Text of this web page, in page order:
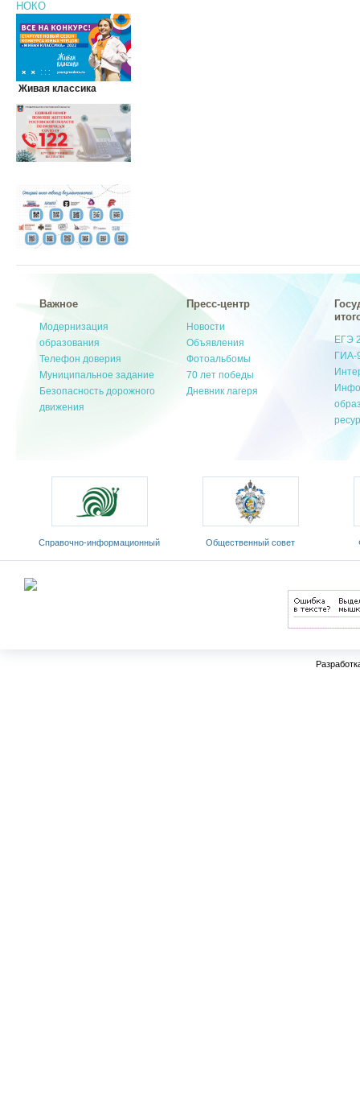
НОКО
Живая классика
Важное
Модернизация
образования
Телефон доверия
Муниципальное задание
Безопасность дорожного
движения
Пресс-центр
Новости
Объявления
Фотоальбомы
70 лет победы
Дневник лагеря
ЕГЭ
ГИА-
Cправочно-информационный
портал «Русский язык»
Общественный совет
Министерства образования и